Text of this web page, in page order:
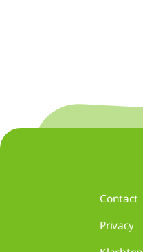
Contact
Privacy